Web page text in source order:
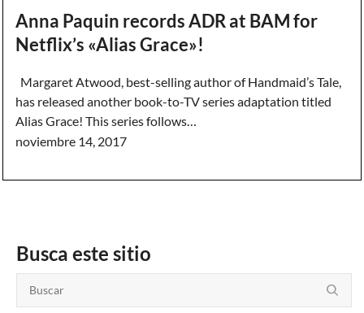
Anna Paquin records ADR at BAM for
Netflix’s «Alias Grace»!
Margaret Atwood, best-selling author of Handmaid’s Tale,
has released another book-to-TV series adaptation titled
Alias Grace! This series follows…
noviembre 14, 2017
Busca este sitio